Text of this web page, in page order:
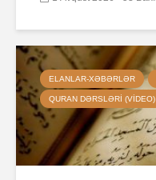
ELANLAR-XƏBƏRLƏR
QURAN DƏRSLƏRI (VIDEO)